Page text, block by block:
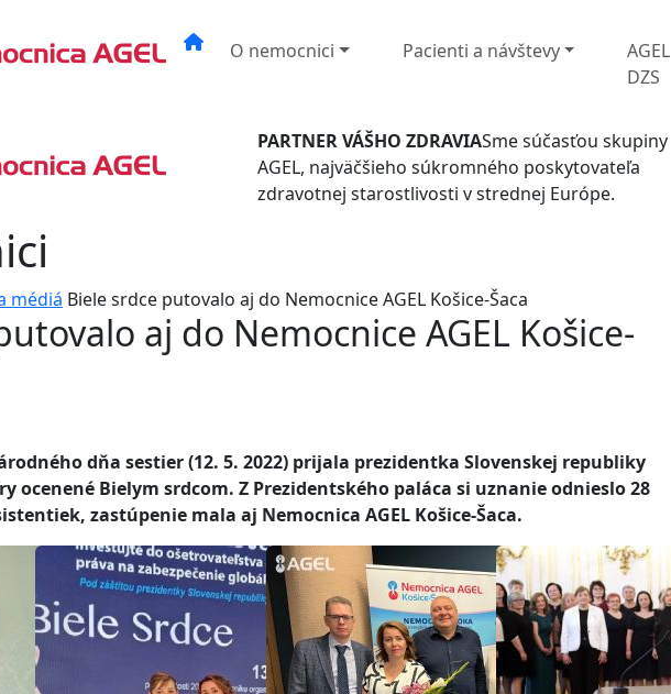
O nemocnici Pacienti a návštevy
AGEL
DZS
PARTNER VÁŠHO ZDRAVIASme súčasťou skupiny
AGEL, najväčšieho súkromného poskytovateľa
zdravotnej starostlivosti v strednej Európe.
médiá Biele srdce putovalo aj do Nemocnice AGEL Košice-Šaca
aj do Nemocnice AGEL Košice-
dňa sestier (12. 5. 2022) prijala prezidentka Slovenskej republiky
ocenené Bielym srdcom. Z Prezidentského paláca si uznanie odnieslo 28
zastúpenie mala aj Nemocnica AGEL Košice-Šaca.